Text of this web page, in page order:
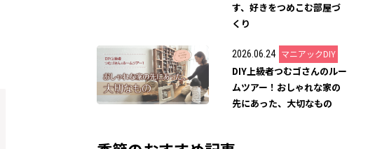
す、好きをつめこむ部屋づ
くり
2026.06.24 マニアックDIY
DIY上級者つむゴさんのルー
ムツアー！おしゃれな家の
先にあった、大切なもの